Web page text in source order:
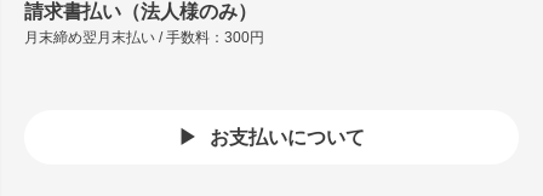
請求書払い（法人様のみ）
月末締め翌月末払い / 手数料：300円
お支払いについて